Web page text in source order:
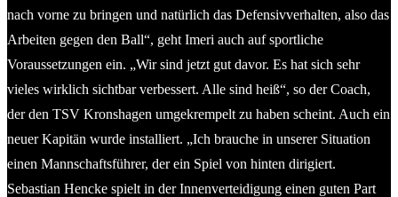
nach vorne zu bringen und natürlich das Defensivverhalten, also das
Arbeiten gegen den Ball“, geht Imeri auch auf sportliche
Voraussetzungen ein. „Wir sind jetzt gut davor. Es hat sich sehr
vieles wirklich sichtbar verbessert. Alle sind heiß“, so der Coach,
der den TSV Kronshagen umgekrempelt zu haben scheint. Auch ein
neuer Kapitän wurde installiert. „Ich brauche in unserer Situation
einen Mannschaftsführer, der ein Spiel von hinten dirigiert.
Sebastian Hencke spielt in der Innenverteidigung einen guten Part